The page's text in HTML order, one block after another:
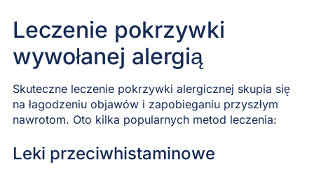
Leczenie pokrzywki
wywołanej alergią
Skuteczne leczenie pokrzywki alergicznej skupia się
na łagodzeniu objawów i zapobieganiu przyszłym
nawrotom. Oto kilka popularnych metod leczenia:
Leki przeciwhistaminowe